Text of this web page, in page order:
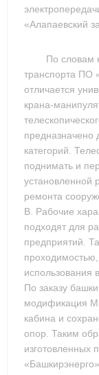
«Алапаевский
По словам
транспорта ПО
отличается
крана-
предназначено
категорий.
поднимать и
установленной
ремонта
В. Рабочие
подходят для
предприятий.
использования
По заказу
модификация
кабина и
опор. Таким
изготовленных